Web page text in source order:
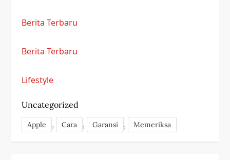
Berita Terbaru
Berita Terbaru
Lifestyle
Uncategorized
Apple , Cara , Garansi , Memeriksa